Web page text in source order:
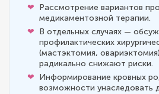
Рассмотрение вариантов
медикаментозной терапии.
В отдельных случаях —
профилактических
(мастэктомия,
радикально снижают риски.
Информирование кровных
возможности унаследовать